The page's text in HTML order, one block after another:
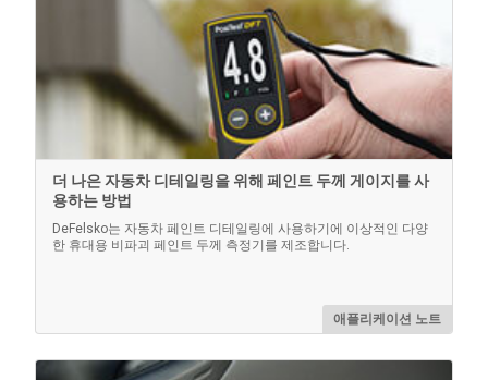
더 나은 자동차 디테일링을 위해 페인트 두께 게이지를 사
용하는 방법
DeFelsko는 자동차 페인트 디테일링에 사용하기에 이상적인 다양
한 휴대용 비파괴 페인트 두께 측정기를 제조합니다.
애플리케이션 노트